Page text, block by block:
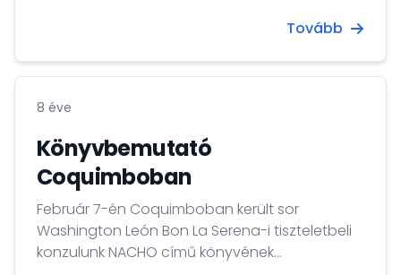
Tovább
8 éve
Könyvbemutató
Coquimboban
Február 7-én Coquimboban került sor
Washington León Bon La Serena-i tiszteletbeli
konzulunk NACHO című könyvének